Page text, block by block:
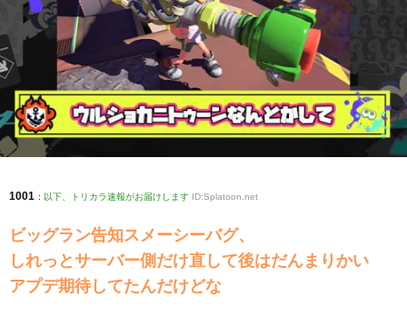
1001 : 以下、トリカラ速報がお届けします ID:Splatoon.net
ビッグラン告知スメーシーバグ、
しれっとサーバー側だけ直して後はだんまりかい
アプデ期待してたんだけどな